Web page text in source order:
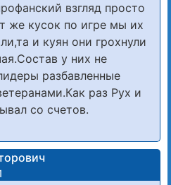
взгляд просто
же кусок по игре мы их
и куян они грохнули
у них не
разбавленные
раз Рух и
со счетов.